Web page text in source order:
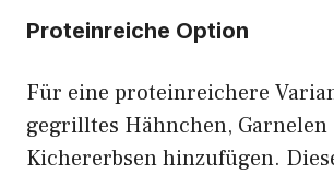
Proteinreiche Option
Für eine proteinreichere
gegrilltes Hähnchen, Garnelen
Kichererbsen hinzufügen.